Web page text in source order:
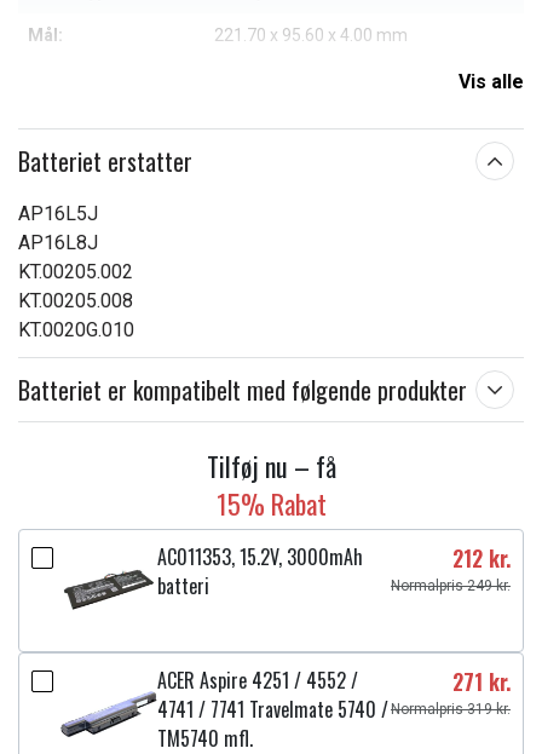
Mål: 221.70 x 95.60 x 4.00 mm
Vis alle
Batteriet erstatter
AP16L5J
AP16L8J
KT.00205.002
KT.00205.008
KT.0020G.010
Batteriet er kompatibelt med følgende produkter
Tilføj nu – få
15% Rabat
AC011353, 15.2V, 3000mAh
batteri
212 kr.
Normalpris 249 kr.
ACER Aspire 4251 / 4552 /
4741 / 7741 Travelmate 5740 /
TM5740 mfl.
271 kr.
Normalpris 319 kr.